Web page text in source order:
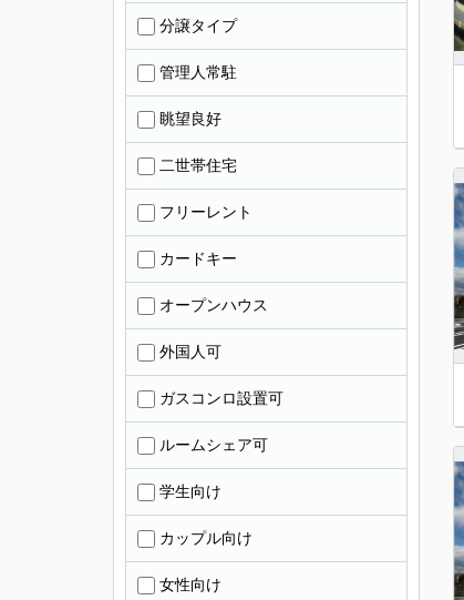
分譲タイプ
管理人常駐
眺望良好
二世帯住宅
フリーレント
カードキー
オープンハウス
外国人可
ガスコンロ設置可
ルームシェア可
学生向け
カップル向け
女性向け